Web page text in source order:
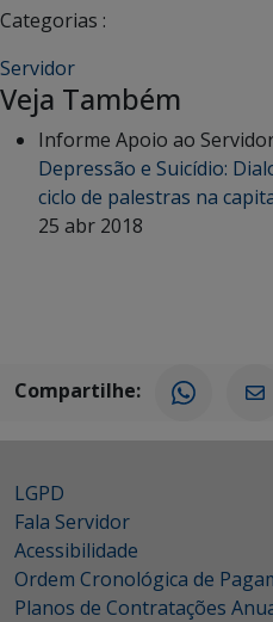
Categorias :
Servidor
Veja Também
Informe Apoio ao
Depressão e Suicídio:
ciclo de palestras na
25 abr 2018
Compartilhe:
LGPD
Fala Servidor
Acessibilidade
Ordem Cronológica de
Planos de Contratações